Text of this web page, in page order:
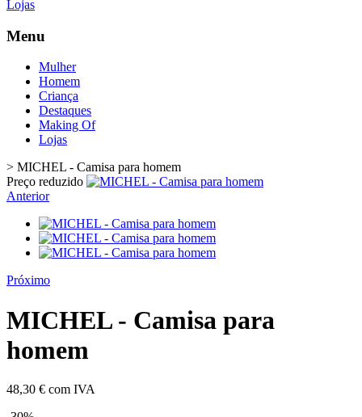
Lojas
Menu
Mulher
Homem
Criança
Destaques
Making Of
Lojas
> MICHEL - Camisa para homem
Preço reduzido
Anterior
Próximo
MICHEL - Camisa para
homem
48,30 € com IVA